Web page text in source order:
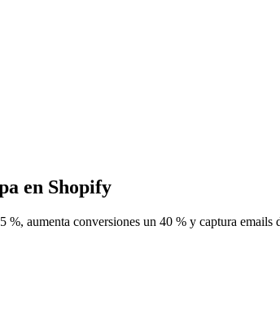
en Shopify
aumenta conversiones un 40 % y captura emails